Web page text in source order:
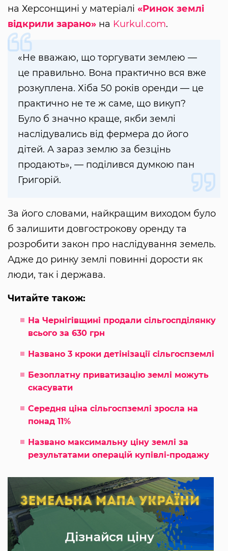
на Херсонщині у матеріалі «Ринок землі
відкрили зарано» на Kurkul.com.
«Не вважаю, що торгувати землею —
це правильно. Вона практично вся вже
розкуплена. Хіба 50 років оренди — це
практично не те ж саме, що викуп?
Було б значно краще, якби землі
наслідувались від фермера до його
дітей. А зараз землю за безцінь
продають», — поділився думкою пан
Григорій.
За його словами, найкращим виходом було
б залишити довгострокову оренду та
розробити закон про наслідування земель.
Адже до ринку землі повинні дорости як
люди, так і держава.
Читайте також:
На Чернігівщині продали сільгоспділянку
всього за 630 грн
Названо 3 кроки детінізації сільгоспземлі
Безоплатну приватизацію землі можуть
скасувати
Середня ціна сільгоспземлі зросла на
понад 11%
Названо максимальну ціну землі за
результатами операцій купівлі-продажу